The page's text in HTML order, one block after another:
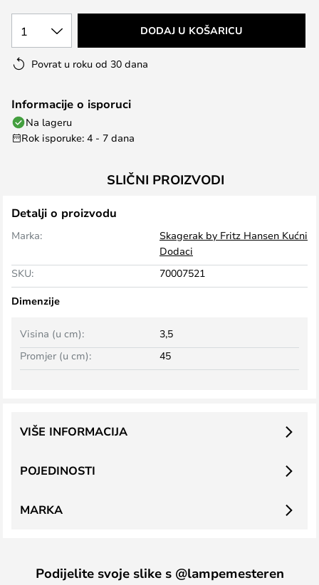
1 DODAJ U KOŠARICU
Povrat u roku od 30 dana
Informacije o isporuci
Na lageru
Rok isporuke: 4 - 7 dana
SLIČNI PROIZVODI
Detalji o proizvodu
Marka:
Skagerak by Fritz Hansen Kućni
Dodaci
SKU:
70007521
Dimenzije
Visina (u cm):
3,5
Promjer (u cm):
45
POJEDINOSTI
VIŠE INFORMACIJA
MARKA
Podijelite svoje slike s @lampemesteren